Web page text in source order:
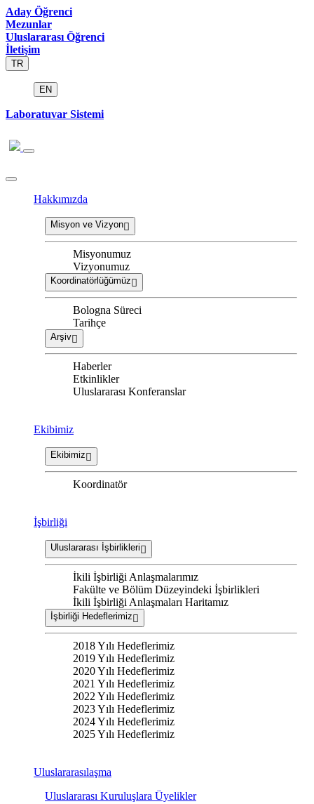
Aday Öğrenci
Mezunlar
Uluslararası Öğrenci
İletişim
TR
EN
Laboratuvar Sistemi
Hakkımızda
Misyon ve Vizyon
Misyonumuz
Vizyonumuz
Koordinatörlüğümüz
Bologna Süreci
Tarihçe
Arşiv
Haberler
Etkinlikler
Uluslararası Konferanslar
Ekibimiz
Ekibimiz
Koordinatör
İşbirliği
Uluslararası İşbirlikleri
İkili İşbirliği Anlaşmalarımız
Fakülte ve Bölüm Düzeyindeki İşbirlikleri
İkili İşbirliği Anlaşmaları Haritamız
İşbirliği Hedeflerimiz
2018 Yılı Hedeflerimiz
2019 Yılı Hedeflerimiz
2020 Yılı Hedeflerimiz
2021 Yılı Hedeflerimiz
2022 Yılı Hedeflerimiz
2023 Yılı Hedeflerimiz
2024 Yılı Hedeflerimiz
2025 Yılı Hedeflerimiz
Uluslararasılaşma
Uluslararası Kuruluşlara Üyelikler